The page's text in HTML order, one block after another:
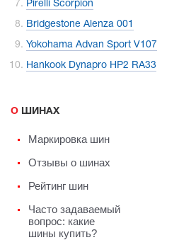
Pirelli Scorpion
Bridgestone Alenza 001
Yokohama Advan Sport V107
Hankook Dynapro HP2 RA33
О ШИНАХ
Маркировка шин
Отзывы о шинах
Рейтинг шин
Часто задаваемый
вопрос: какие
шины купить?